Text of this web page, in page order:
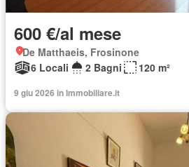
600 €/al mese
De Matthaeis, Frosinone
6 Locali
2 Bagni 120 m²
9 giu 2026 in Immobiliare.it